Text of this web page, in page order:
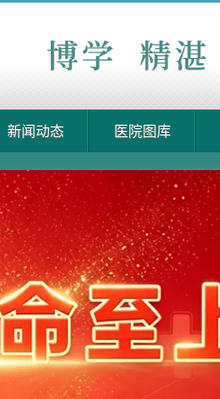
新闻动态 医院图库